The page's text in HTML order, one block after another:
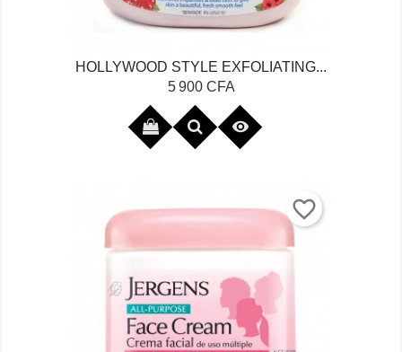
HOLLYWOOD STYLE EXFOLIATING...
Prix
5 900 CFA

favorite_border